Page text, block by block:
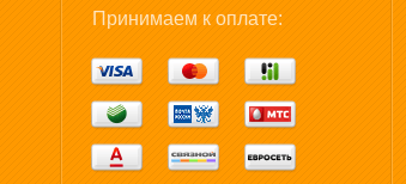
Принимаем к оплате: